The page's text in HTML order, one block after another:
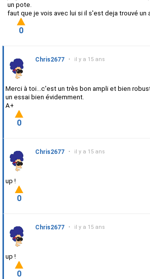
un pote.
faut que je vois avec lui si il s'est deja trouvé un
0
Chris2677 • il y a 15 ans
Merci à toi...c'est un très bon ampli et bien
un essai bien évidemment.
A+
0
Chris2677 • il y a 15 ans
up !
0
Chris2677 • il y a 15 ans
up !
0